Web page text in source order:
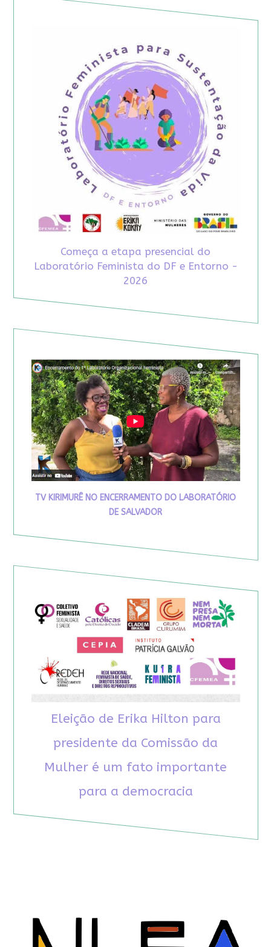
Começa a etapa presencial do
Laboratório Feminista do DF e Entorno -
2026
TV KIRIMURÊ NO ENCERRAMENTO DO LABORATÓRIO
DE SALVADOR
Eleição de Erika Hilton para
presidente da Comissão da
Mulher é um fato importante
para a democracia